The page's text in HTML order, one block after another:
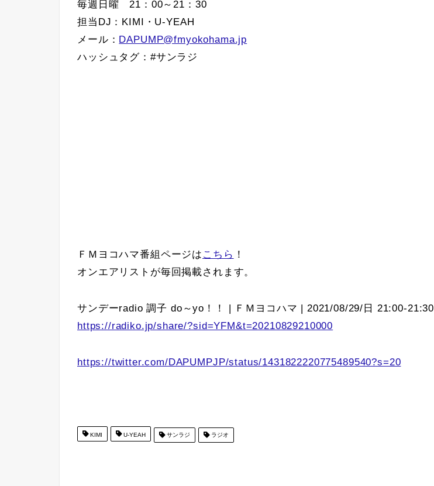
毎週日曜 21：00～21：30
担当DJ：KIMI・U-YEAH
メール： DAPUMP@fmyokohama.jp
ハッシュタグ：#サンラジ
ＦＭヨコハマ番組ページは こちら ！
オンエアリストが毎回掲載されます。
サンデーradio 調子 do～yo！！ | ＦＭヨコハマ | 2021/08/29/日 21:00-21:30
https://radiko.jp/share/?sid=YFM&t=20210829210000
https://twitter.com/DAPUMPJP/status/1431822220775489540?s=20
KIMI U-YEAH サンラジ ラジオ